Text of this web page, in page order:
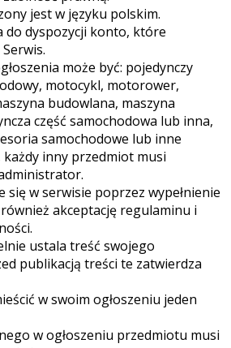
jest w języku polskim.
do dyspozycji konto, które
może być: pojedynczy
motocykl, motorower,
budowlana, maszyna
część samochodowa lub inna,
samochodowe lub inne
inny przedmiot musi
się w serwisie poprzez wypełnienie
akceptację regulaminu i
ustala treść swojego
publikacją treści te zatwierdza
w swoim ogłoszeniu jeden
w ogłoszeniu przedmiotu musi